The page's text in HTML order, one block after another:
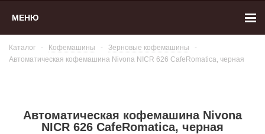
МЕНЮ
Каталог - Кофемашины - Зерновые кофемашины
-
Автоматическая кофемашина Nivona NICR 626 CafeRomatica, черная
Автоматическая кофемашина Nivona
NICR 626 CafeRomatica, черная